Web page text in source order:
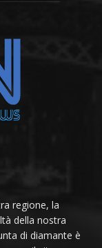
regione, la
della nostra
di diamante è